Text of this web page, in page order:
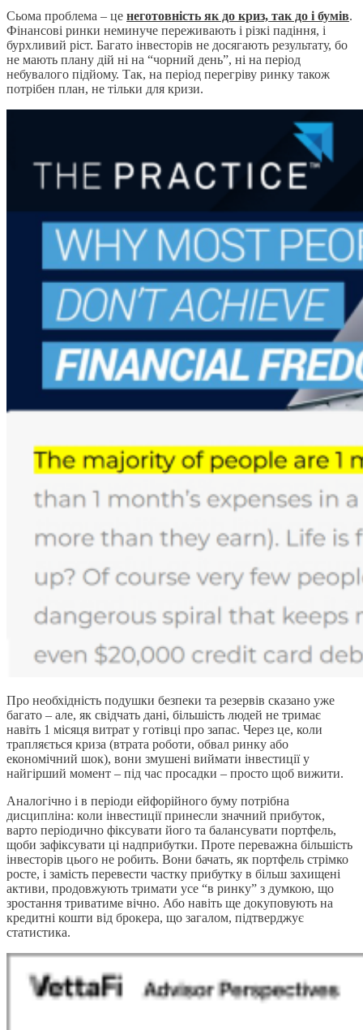
Сьома проблема – це неготовність як до криз, так до і бумів.
Фінансові ринки неминуче переживають і різкі падіння, і
бурхливий ріст. Багато інвесторів не досягають результату, бо
не мають плану дій ні на “чорний день”, ні на період
небувалого підйому. Так, на період перегріву ринку також
потрібен план, не тільки для кризи.
Про необхідність подушки безпеки та резервів сказано уже
багато – але, як свідчать дані, більшість людей не тримає
навіть 1 місяця витрат у готівці про запас. Через це, коли
трапляється криза (втрата роботи, обвал ринку або
економічний шок), вони змушені виймати інвестиції у
найгірший момент – під час просадки – просто щоб вижити.
Аналогічно і в періоди ейфорійного буму потрібна
дисципліна: коли інвестиції принесли значний прибуток,
варто періодично фіксувати його та балансувати портфель,
щоби зафіксувати ці надприбутки. Проте переважна більшість
інвесторів цього не робить. Вони бачать, як портфель стрімко
росте, і замість перевести частку прибутку в більш захищені
активи, продовжують тримати усе “в ринку” з думкою, що
зростання триватиме вічно. Або навіть ще докуповують на
кредитні кошти від брокера, що загалом, підтверджує
статистика.